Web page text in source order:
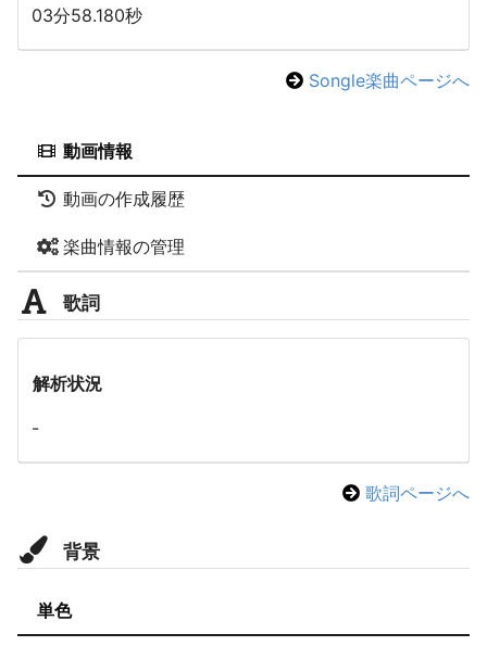
03分58.180秒
Songle楽曲ページへ
動画情報
動画の作成履歴
楽曲情報の管理
歌詞
解析状況
-
歌詞ページへ
背景
単色